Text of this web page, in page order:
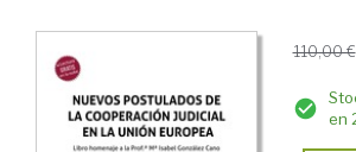
110,00 €
en